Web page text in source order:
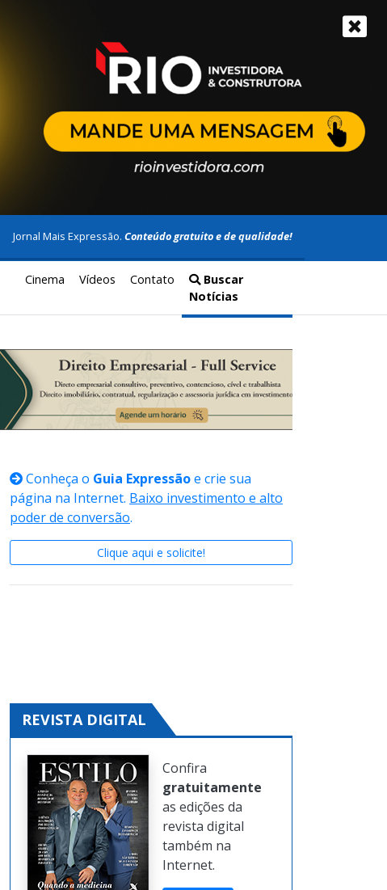
Jornal Mais Expressão. Conteúdo gratuito e de qualidade!
Cinema Vídeos Contato
Buscar
Notícias
Conheça o Guia Expressãoe crie sua
página na Internet. Baixo investimento e alto
poder de conversão.
Clique aqui e solicite!
REVISTA DIGITAL
Confira
gratuitamente
as edições da
revista digital
também na
Internet.